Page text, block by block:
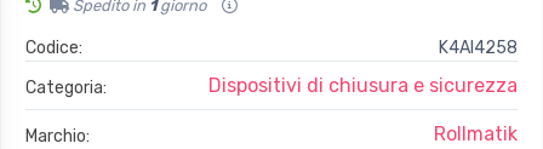
Spedito in 1giorno
Codice:
K4AI4258
Categoria:
Dispositivi di chiusura e sicurezza
Marchio: Rollmatik